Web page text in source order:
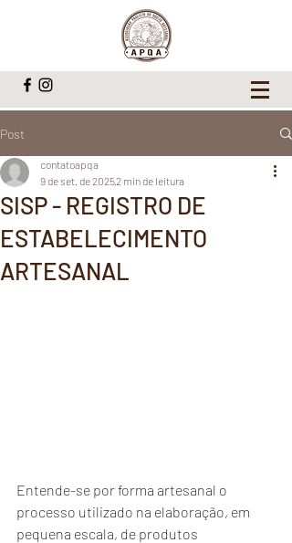
Post
SISP - REGISTRO DE
ESTABELECIMENTO
ARTESANAL
contatoapqa
9 de set. de 20252 min de leitura
Entende-se por forma artesanal o
processo utilizado na elaboração, em
pequena escala, de produtos